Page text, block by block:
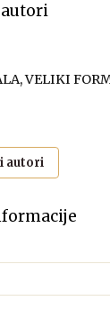
VELIKI
autori